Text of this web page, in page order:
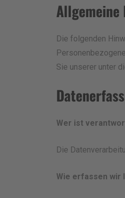
Allgemeine
Die folgenden
Sie unserer unter
Wer ist
Die
Wie erfassen wir